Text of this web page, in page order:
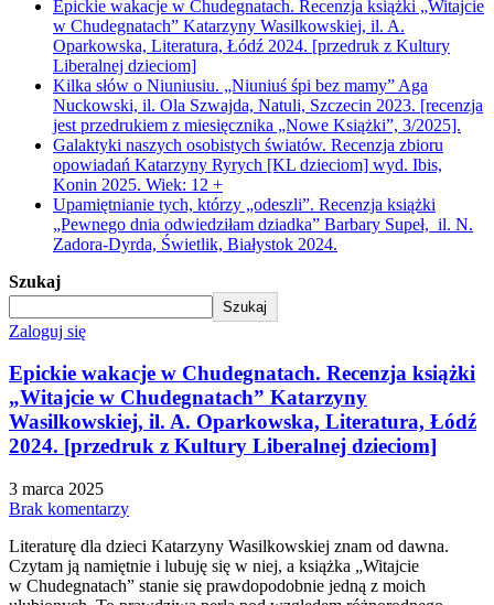
Epickie wakacje w Chudegnatach. Recenzja książki „Witajcie
w Chudegnatach” Katarzyny Wasilkowskiej, il. A.
Oparkowska, Literatura, Łódź 2024. [przedruk z Kultury
Liberalnej dzieciom]
Kilka słów o Niuniusiu. „Niuniuś śpi bez mamy” Aga
Nuckowski, il. Ola Szwajda, Natuli, Szczecin 2023. [recenzja
jest przedrukiem z miesięcznika „Nowe Książki”, 3/2025].
Galaktyki naszych osobistych światów. Recenzja zbioru
opowiadań Katarzyny Ryrych [KL dzieciom] wyd. Ibis,
Konin 2025. Wiek: 12 +
Upamiętnianie tych, którzy „odeszli”. Recenzja książki
„Pewnego dnia odwiedziłam dziadka” Barbary Supeł, il. N.
Zadora-Dyrda, Świetlik, Białystok 2024.
Szukaj
Szukaj
Zaloguj się
Epickie wakacje w Chudegnatach. Recenzja książki
„Witajcie w Chudegnatach” Katarzyny
Wasilkowskiej, il. A. Oparkowska, Literatura, Łódź
2024. [przedruk z Kultury Liberalnej dzieciom]
3 marca 2025
Brak komentarzy
Literaturę dla dzieci Katarzyny Wasilkowskiej znam od dawna.
Czytam ją namiętnie i lubuję się w niej, a książka „Witajcie
w Chudegnatach” stanie się prawdopodobnie jedną z moich